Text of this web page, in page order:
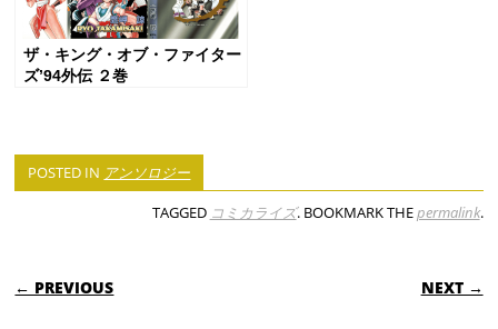
ザ・キング・オブ・ファイター
ズ’94外伝 ２巻
POSTED IN アンソロジー
TAGGED コミカライズ. BOOKMARK THEpermalink.
POST NAVIGATION
← PREVIOUS NEXT →